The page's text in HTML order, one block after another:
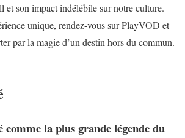
et son impact indélébile sur notre culture.
unique, rendez-vous sur PlayVOD et
par la magie d’un destin hors du commun.
comme la plus grande légende du